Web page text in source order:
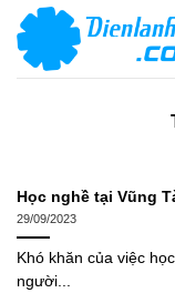
qua
Học nghề tại Vũng
29/09/2023
Khó khăn của việc
người...